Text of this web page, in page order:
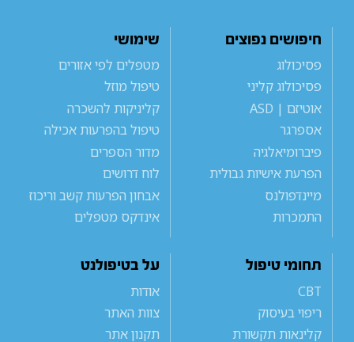
חיפושים נפוצים
פסיכולוג
פסיכולוג קליני
אוטיזם | ASD
אספרגר
פיברומיאלגיה
הפרעת אישיות גבולית
מיינדפולנס
התמכרות
שימושי
מטפלים לפי אזורים
טיפול מוזל
קליניקות להשכרה
טיפול בהפרעות אכילה
מדור הספרים
לוח דרושים
אבחון הפרעות קשב וריכוז
אינדקס מטפלים
תחומי טיפול
CBT
ריפוי בעיסוק
קלינאות תקשורת
על בטיפולנט
אודות
צוות האתר
תקנון אתר